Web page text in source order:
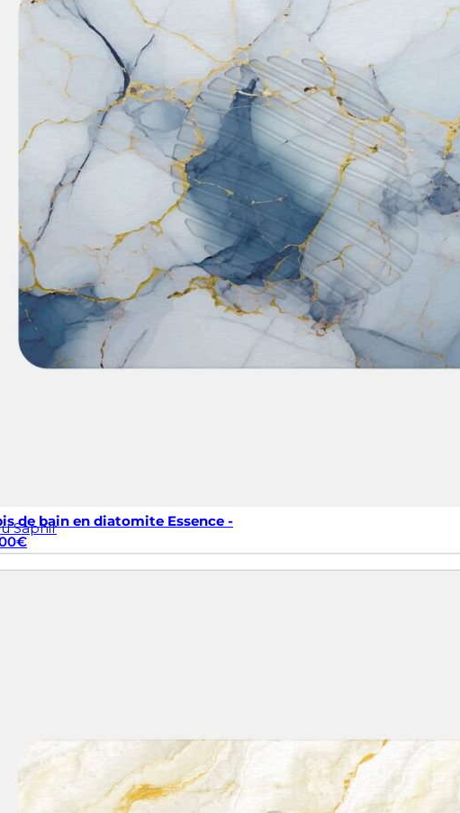
de bain en diatomite Essence -
Saphir
€